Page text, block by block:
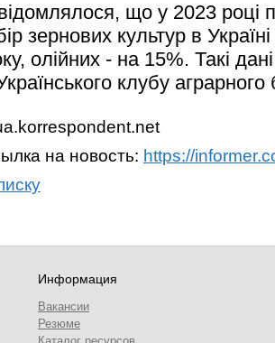
що у 2023 році
зернових культур в
олійних - на 15%. Такі
клубу
на новость: https://
Информация
Вакансии
Резюме